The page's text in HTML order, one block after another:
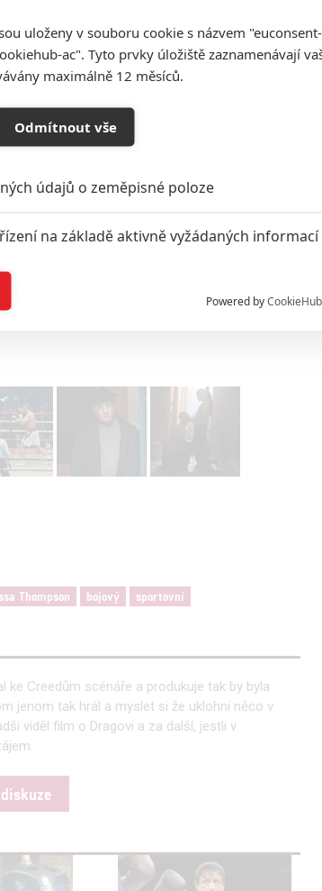
Foto: MGM
Thompson bojový sportovní
ke Creedům scénáře a produkuje tak by byla
jenom tak hrál a myslet si že uklohní něco v
viděl film o Dragovi a za další, jestli v
uloženy v souboru cookie s názvem
ac". Tyto prvky úložiště zaznamenávají
maximálně 12 měsíců.
Odmítnout vše
údajů o zeměpisné poloze
na základě aktivně vyžádaných informací
přístup k informacím v zařízení
a funkcemi zde uvedenými dáváte nám i
předcházení a zjišťování podvodů a
reklamy a obsahu
Powered by